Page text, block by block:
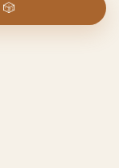
🎲